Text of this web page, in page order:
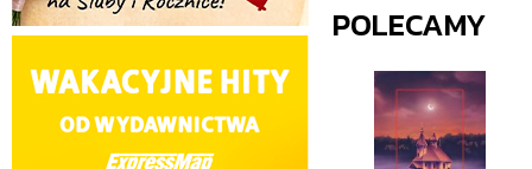
POLECAMY